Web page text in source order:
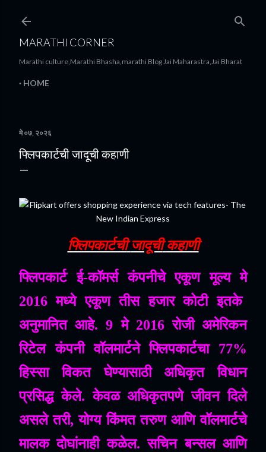
MARATHI CORNER
Marathi culture,Marathi Bhasha,marathi Blog Jai Maharastra,Jai Bharat
HOME
मे ०७, २०२६
फ्लिपकार्टची जादूची कहाणी
फ्लिपकार्टची जादूची कहाणी
फ्लिपकार्ट ई-कॉमर्स कंपनीचे एकूण मूल्य
मे
2016मध्ये एकूण तीस हजार कोटी इतके
अनुमानित आहे. 9मे2016रोजी अमेरिकन
रिटेल
कंपनी वॉलमार्टने फ्लिपकार्टचा77%
हिस्सा
विकत घेण्यासाठी अधिकृत
विधान
प्रसिद्ध केले.केवळ अधिकृतपणे जीवन दिले
असले तरी,योग्य किंमत तरुण आणि वॉलमार्टचे
मालक दोघांनाही कळेल.सचिन बन्सल आणि